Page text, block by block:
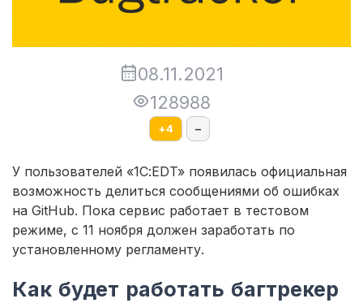
08.11.2021
128988
+4 –
У пользователей «1С:EDT» появилась официальная
возможность делиться сообщениями об ошибках
на GitHub. Пока сервис работает в тестовом
режиме, с 11 ноября должен заработать по
установленному регламенту.
Как будет работать багтрекер